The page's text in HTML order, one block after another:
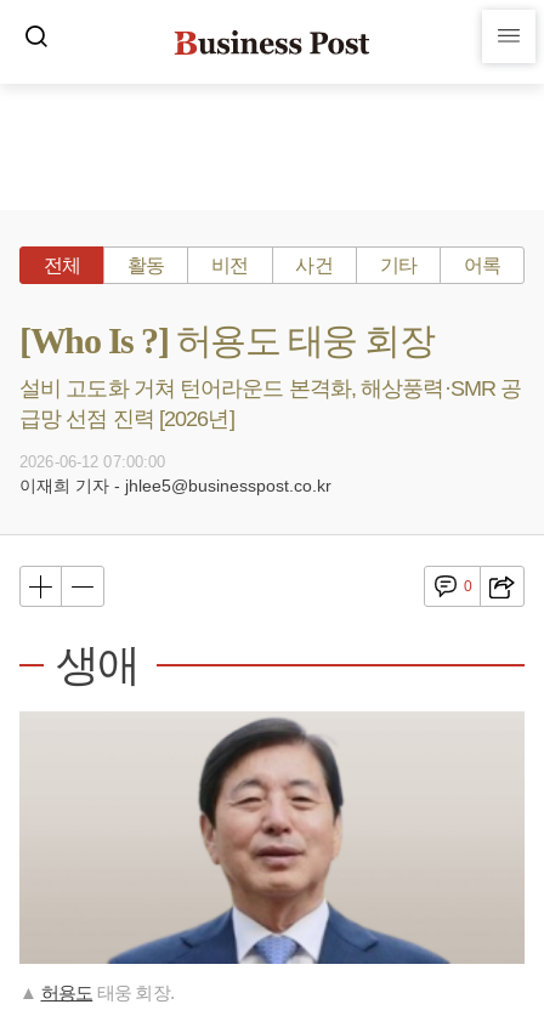
전체 활동 비전 사건 기타 어록
[Who Is ?] 허용도 태웅 회장
설비 고도화 거쳐 턴어라운드 본격화, 해상풍력·SMR 공
급망 선점 진력 [2026년]
2026-06-12 07:00:00
이재희 기자 - jhlee5@businesspost.co.kr
0
생애
▲ 허용도 태웅 회장.